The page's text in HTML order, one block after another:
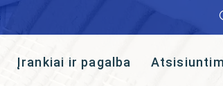
Įrankiai ir pagalba